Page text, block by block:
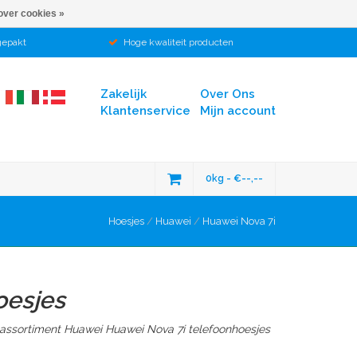
Hoge kwaliteit producten
Over Ons
Mijn account
Zakelijk
Klantenservice
0kg - €--,--
Hoesjes / Huawei / Huawei Nova 7i
Huawei Huawei Nova 7i telefoonhoesjes
cookies »